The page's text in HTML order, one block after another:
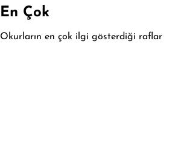
En Çok
Okurların en çok ilgi gösterdiği raflar